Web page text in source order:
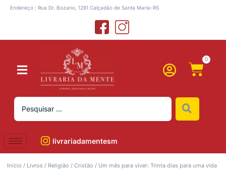
Endereço : Rua Dr. Bozano, 1281 Calçadão de Santa Maria-RS
0
livrariadamentesm
Início / Livros / Religião / Cristão / Um mês para viver: Trinta dias para uma vida